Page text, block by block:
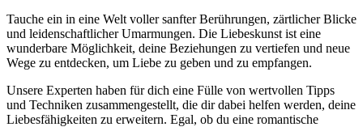
Tauche ein in eine Welt voller sanfter Berührungen, zärtlicher Blicke
und leidenschaftlicher Umarmungen. Die Liebeskunst ist eine
wunderbare Möglichkeit, deine Beziehungen zu vertiefen und neue
Wege zu entdecken, um Liebe zu geben und zu empfangen.
Unsere Experten haben für dich eine Fülle von wertvollen Tipps
und Techniken zusammengestellt, die dir dabei helfen werden, deine
Liebesfähigkeiten zu erweitern. Egal, ob du eine romantische